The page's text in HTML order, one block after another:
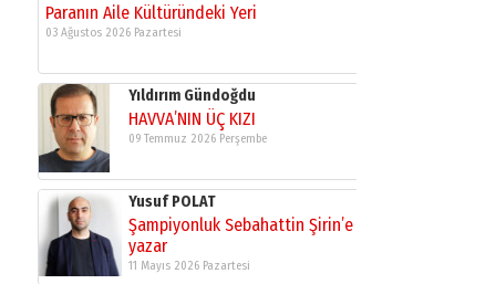
Paranın Aile Kültüründeki Yeri
03 Ağustos 2026 Pazartesi
Yıldırım Gündoğdu
HAVVA’NIN ÜÇ KIZI
09 Temmuz 2026 Perşembe
Yusuf POLAT
Şampiyonluk Sebahattin Şirin’e
yazar
11 Mayıs 2026 Pazartesi